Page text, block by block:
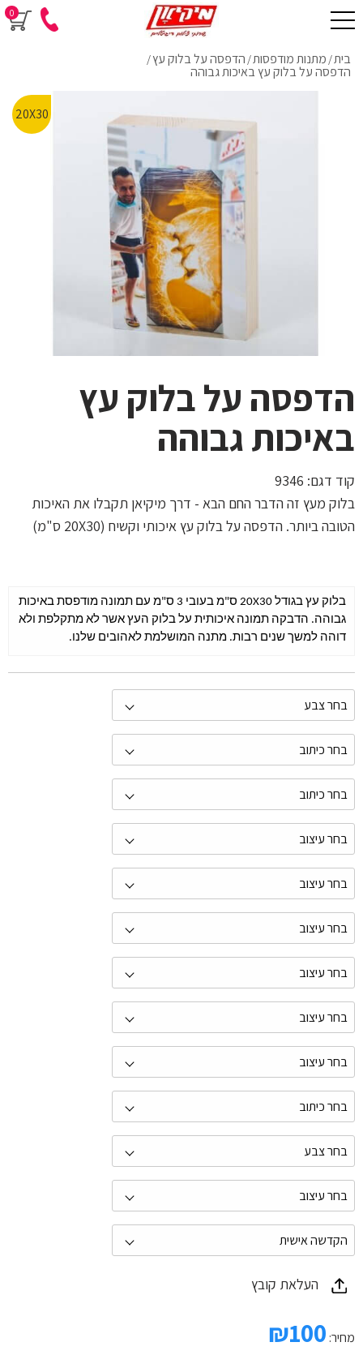
0
בית/ מתנות מודפסות/ הדפסה על בלוק עץ/
הדפסה על בלוק עץ באיכות גבוהה
20X30
הדפסה על בלוק עץ
באיכות גבוהה
קוד דגם: 9346
בלוק מעץ זה הדבר החם הבא - דרך מיקיאן תקבלו את האיכות
הטובה ביותר. הדפסה על בלוק עץ איכותי וקשיח (20X30 ס"מ)
בלוק עץ בגודל 20X30 ס"מ בעובי 3 ס"מ עם תמונה מודפסת באיכות
גבוהה. הדבקה תמונה איכותית על בלוק העץ אשר לא מתקלפת ולא
דוהה למשך שנים רבות. מתנה המושלמת לאהובים שלנו.
העלאת קובץ
מחיר: ₪100